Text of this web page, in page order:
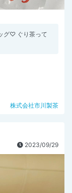
グ♡ ぐり茶って
株式会社市川製茶
2023/09/29